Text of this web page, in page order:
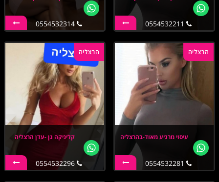
0554532314
הרצליה
עיסוי מרגיע מאוד-בהרצליה
הרצליה
קליניקה גן -עדן הרצליה
0554532296